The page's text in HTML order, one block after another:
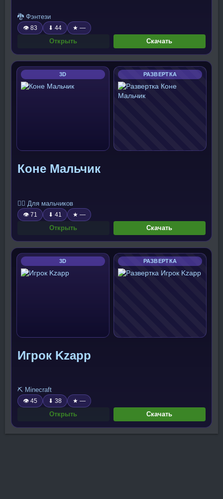
🐉 Фэнтези
👁 83 ⬇ 44 ★ —
Открыть Скачать
3D РАЗВЕРТКА
Коне Мальчик
🧍‍♂️ Для мальчиков
👁 71 ⬇ 41 ★ —
Открыть Скачать
3D РАЗВЕРТКА
Игрок Kzapp
⛏️ Minecraft
👁 45 ⬇ 38 ★ —
Открыть Скачать